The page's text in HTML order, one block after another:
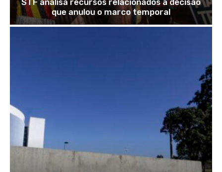
STF analisa recursos relacionados à decisão
que anulou o marco temporal